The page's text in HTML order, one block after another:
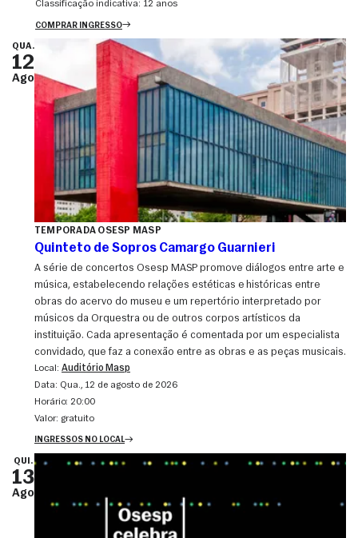
Classificação indicativa: 12 anos
COMPRAR INGRESSO
QUA.
12
Ago
TEMPORADA OSESP MASP
Quinteto de Sopros Camargo Guarnieri
A série de concertos Osesp MASP promove diálogos entre arte e
música, estabelecendo relações estéticas e históricas entre
obras do acervo do museu e um repertório interpretado por
músicos da Orquestra ou de outros corpos artísticos da
instituição. Cada apresentação é comentada por um especialista
convidado, que faz a conexão entre as obras e as peças musicais.
Local: Auditório Masp
Data:
qua., 12 de agosto de 2026
Horário: 20:00
Valor: gratuito
INGRESSOS NO LOCAL
QUI.
13
Ago